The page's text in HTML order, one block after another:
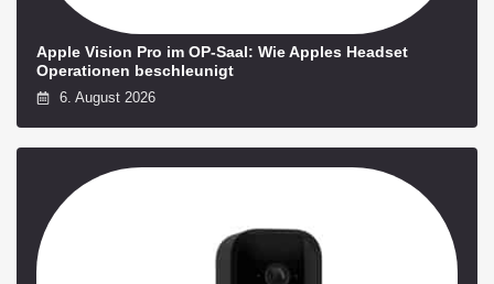
Apple Vision Pro im OP-Saal: Wie Apples Headset
Operationen beschleunigt
6. August 2026